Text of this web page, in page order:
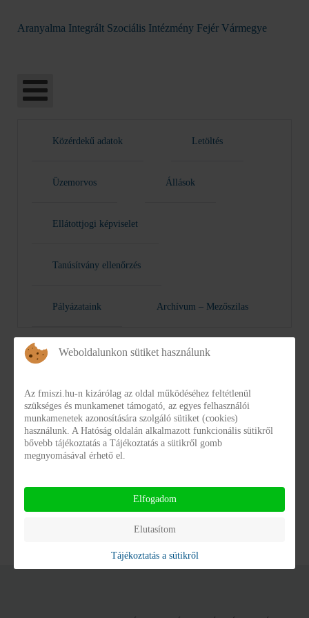
Aranyalma Integrált Szociális Intézmény Fejér Vármegye
Közérdekű adatok Letöltés
Üzemorvos Állások
Ellátottjogi képviselet
Tanúsítvány ellenőrzés
Pályázataink Archívum – Mezőszilas
Powered by
Weboldalunkon sütiket használunk
Az fmiszi.hu-n kizárólag az oldal működéséhez feltétlenül
szükséges és munkamenet támogató, az egyes felhasználói
munkamenetek azonosítására szolgáló sütiket (cookies)
használunk. A Hatóság oldalán alkalmazott funkcionális sütikről
bővebb tájékoztatás a Tájékoztatás a sütikről gomb
megnyomásával érhető el.
Elfogadom
Elutasítom
Tájékoztatás a sütikről